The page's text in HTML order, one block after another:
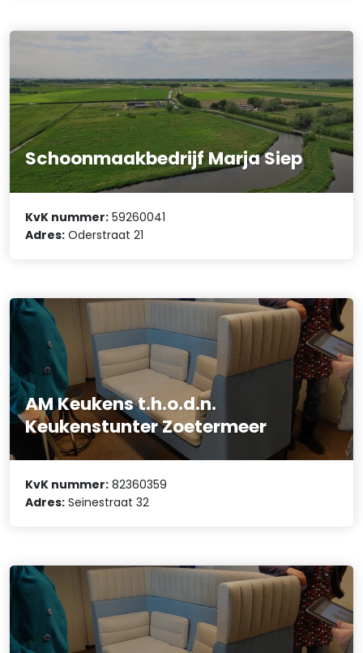
Schoonmaakbedrijf Marja Siep
KvK nummer: 59260041
Adres: Oderstraat 21
AM Keukens t.h.o.d.n.
Keukenstunter Zoetermeer
KvK nummer: 82360359
Adres: Seinestraat 32